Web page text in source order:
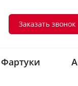
Заказать звонок
Фартуки